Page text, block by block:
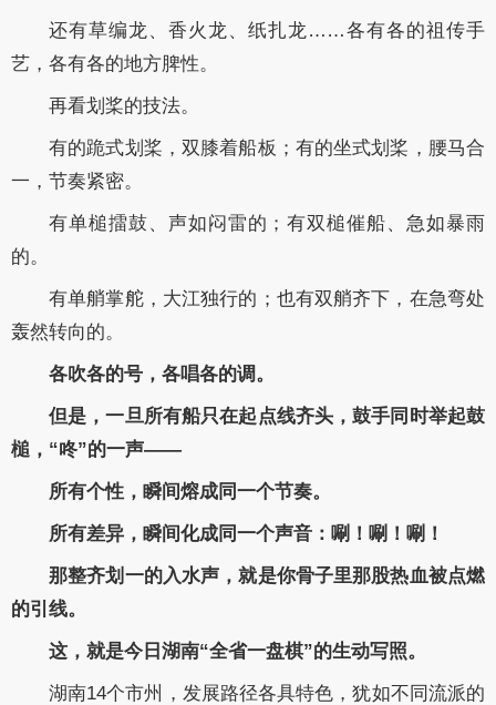
还有草编龙、香火龙、纸扎龙……各有各的祖传手
艺，各有各的地方脾性。
再看划桨的技法。
有的跪式划桨，双膝着船板；有的坐式划桨，腰马合
一，节奏紧密。
有单槌擂鼓、声如闷雷的；有双槌催船、急如暴雨
的。
有单艄掌舵，大江独行的；也有双艄齐下，在急弯处
轰然转向的。
各吹各的号，各唱各的调。
但是，一旦所有船只在起点线齐头，鼓手同时举起鼓
槌，“咚”的一声——
所有个性，瞬间熔成同一个节奏。
所有差异，瞬间化成同一个声音：唰！唰！唰！
那整齐划一的入水声，就是你骨子里那股热血被点燃
的引线。
这，就是今日湖南“全省一盘棋”的生动写照。
湖南14个市州，发展路径各具特色，犹如不同流派的